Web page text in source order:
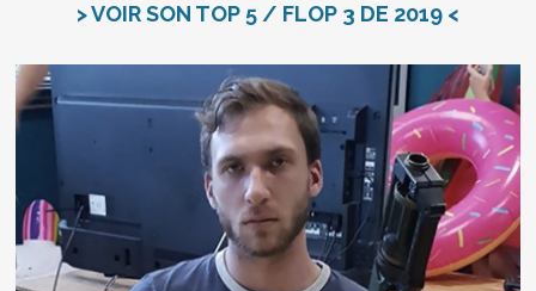
> VOIR SON TOP 5 / FLOP 3 DE 2019 <